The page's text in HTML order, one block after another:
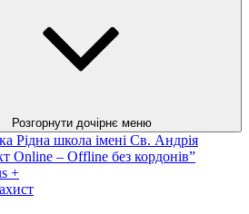
Розгорнути дочірнє меню
Рідна школа імені Св. Андрія
Online – Offline без кордонів”
+